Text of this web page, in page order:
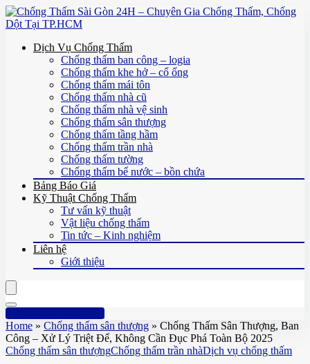
Dịch Vụ Chống Thấm
Chống thấm ban công – logia
Chống thấm khe hở – cổ ống
Chống thấm mái tôn
Chống thấm nhà cũ
Chống thấm nhà vệ sinh
Chống thấm sân thượng
Chống thấm tầng hầm
Chống thấm trần nhà
Chống thấm tường
Chống thấm bể nước – bồn chứa
Bảng Báo Giá
Kỹ Thuật Chống Thấm
Tư vấn kỹ thuật
Vật liệu chống thấm
Tin tức – Kinh nghiệm
Liên hệ
Giới thiệu
Hotline: 0961 894 472
Home » Chống thấm sân thượng » Chống Thấm Sân Thượng, Ban
Công – Xử Lý Triệt Để, Không Cần Đục Phá Toàn Bộ 2025
Chống thấm sân thượngChống thấm trần nhàDịch vụ chống thấm